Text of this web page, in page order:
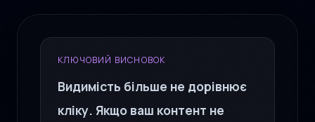
КЛЮЧОВИЙ ВИСНОВОК
Видимість більше не дорівнює
кліку. Якщо ваш контент не